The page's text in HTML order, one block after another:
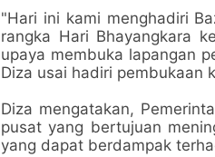
"Hari ini kami menghadiri
rangka Hari Bhayangkara
upaya membuka lapangan
Diza usai hadiri pembukaan
Diza mengatakan,
pusat yang bertujuan
yang dapat berdampak